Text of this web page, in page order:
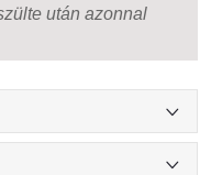
után azonnal